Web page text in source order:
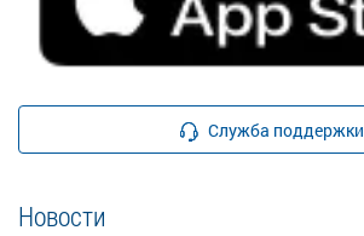
Служба поддержки
Новости